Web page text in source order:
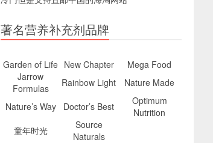
著名营养补充剂品牌
Garden of Life New Chapter
Mega Food
Jarrow
Formulas
Rainbow Light
Nature Made
Nature’s Way
Doctor’s Best
Optimum
Nutrition
童年时光
Source
Naturals